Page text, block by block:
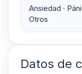
Ansiedad ·
Otros
Datos de